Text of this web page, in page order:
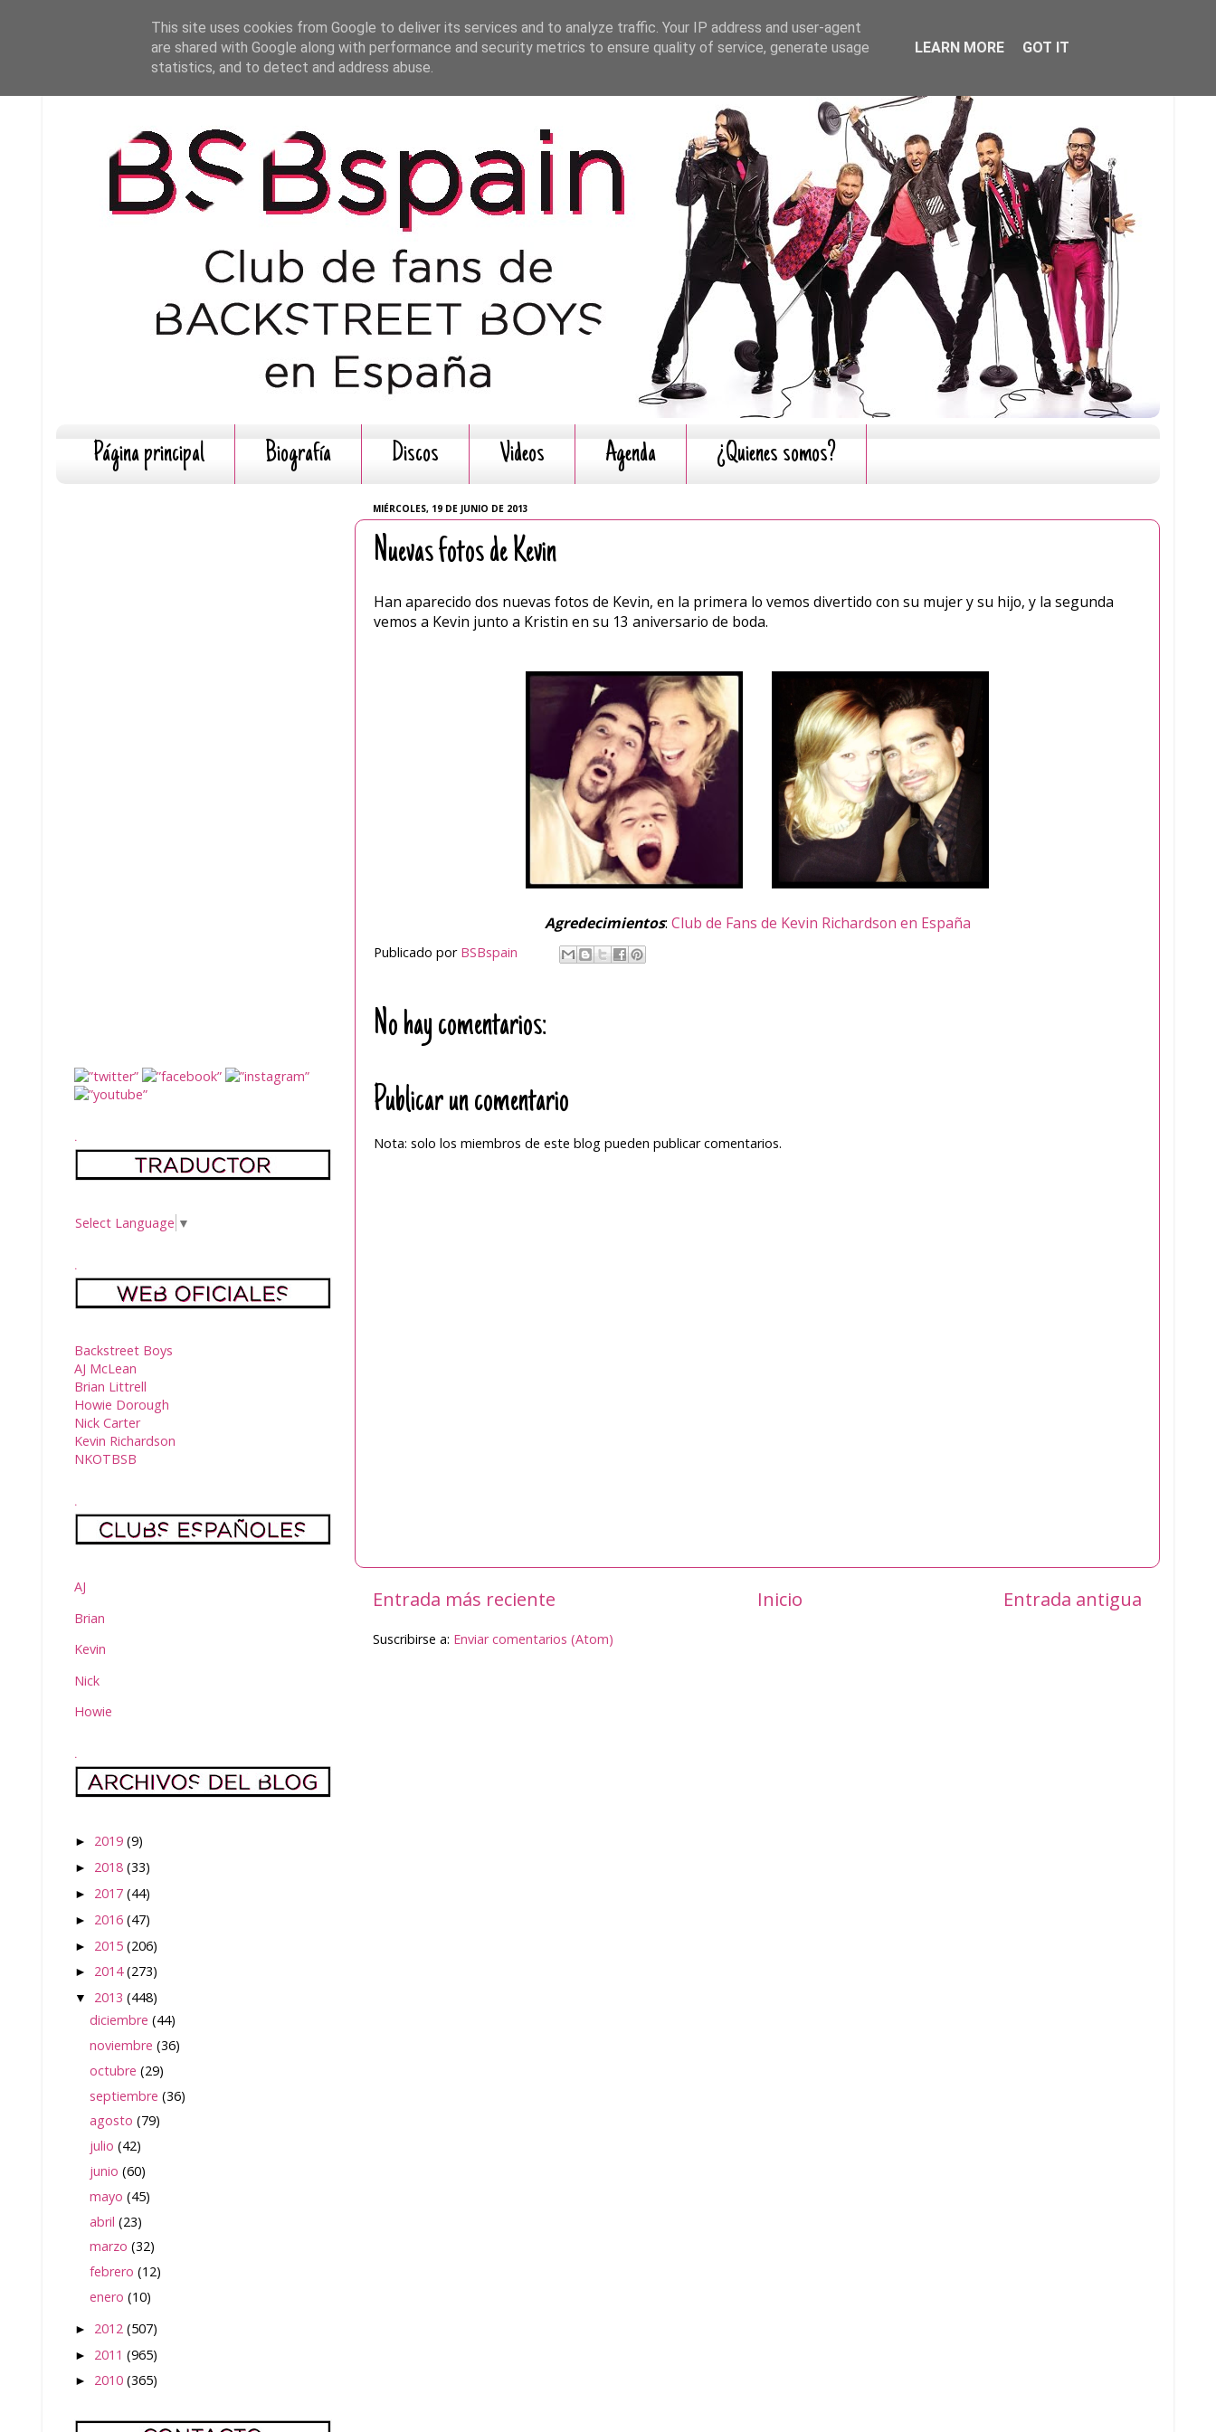
Página principal Biografía Discos Videos Agenda ¿Quienes somos?
MIÉRCOLES, 19 DE JUNIO DE 2013
Nuevas fotos de Kevin
Han aparecido dos nuevas fotos de Kevin, en la primera lo vemos divertido con su mujer y su hijo, y la segunda
vemos a Kevin junto a Kristin en su 13 aniversario de boda.
Agredecimientos: Club de Fans de Kevin Richardson en España
Publicado por BSBspain
No hay comentarios:
Publicar un comentario
Nota: solo los miembros de este blog pueden publicar comentarios.
Entrada más reciente Entrada antigua
Inicio
Suscribirse a: Enviar comentarios (Atom)
.
Select Language ▼
.
Backstreet Boys
AJ McLean
Brian Littrell
Howie Dorough
Nick Carter
Kevin Richardson
NKOTBSB
.
AJ
Brian
Kevin
Nick
Howie
.
► 2019 (9)
► 2018 (33)
► 2017 (44)
► 2016 (47)
► 2015 (206)
► 2014(273)
▼ 2013 (448)
diciembre(44)
noviembre(36)
octubre(29)
septiembre(36)
agosto(79)
julio(42)
junio(60)
mayo(45)
abril(23)
marzo(32)
febrero(12)
enero(10)
► 2012 (507)
► 2011 (965)
► 2010 (365)
This site uses cookies from Google to deliver its services and to analyze traffic. Your IP address and user-agent
are shared with Google along with performance and security metrics to ensure quality of service, generate usage
statistics, and to detect and address abuse.
LEARN MORE GOT IT